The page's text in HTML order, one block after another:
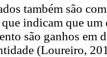
também são
indicam que um
são ganhos em
(Loureiro,